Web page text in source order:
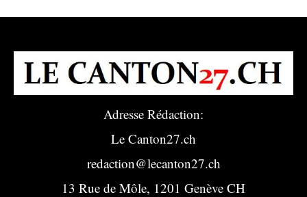
Adresse Rédaction:
Le Canton27.ch
redaction@lecanton27.ch
13 Rue de Môle, 1201 Genève CH